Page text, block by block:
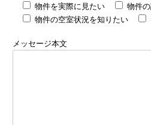
物件を実際に見たい
物件
物件の空室状況を知りたい
メッセージ本文